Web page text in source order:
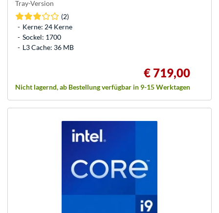
Tray-Version
(2)
Kerne: 24 Kerne
Sockel: 1700
L3 Cache: 36 MB
€ 719,00
Nicht lagernd, ab Bestellung verfügbar in 9-15 Werktagen